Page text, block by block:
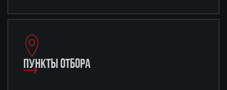
ПУНКТЫ ОТБОРА